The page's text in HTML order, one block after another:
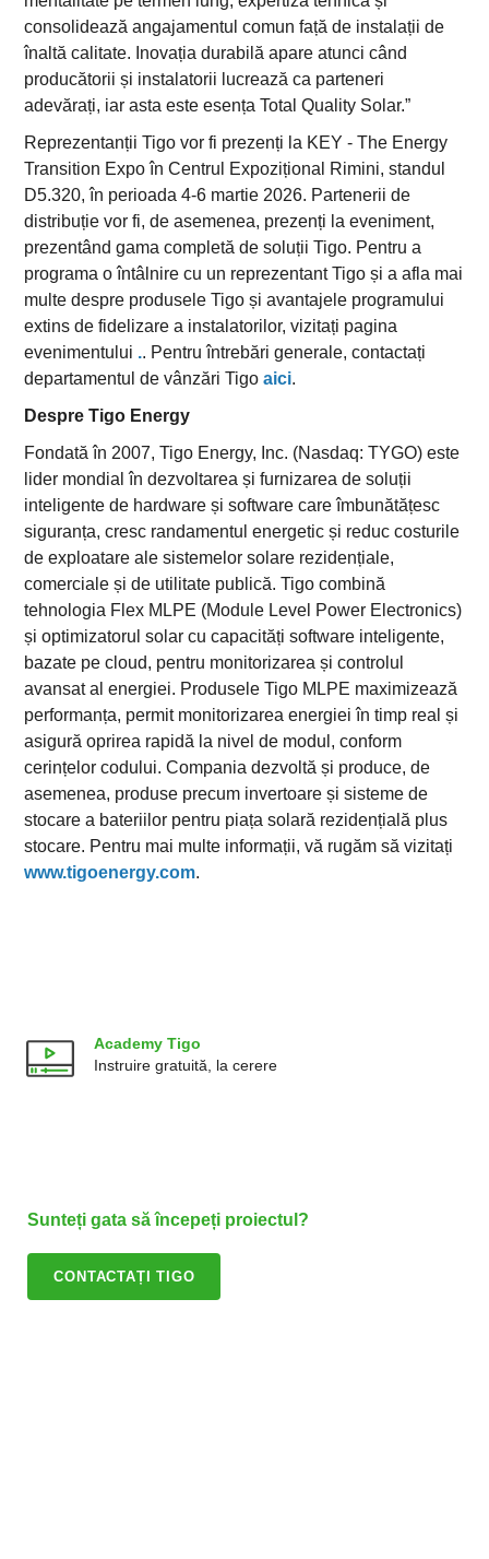
Academy Tigo
Instruire gratuită, la cerere
Sunteți gata să începeți proiectul?
CONTACTAȚI TIGO
consolidează angajamentul comun față de instalații de
înaltă calitate. Inovația durabilă apare atunci când
producătorii și instalatorii lucrează ca parteneri
adevărați, iar asta este esența Total Quality Solar.”
Reprezentanții Tigo vor fi prezenți la KEY - The Energy
Transition Expo în Centrul Expozițional Rimini, standul
D5.320, în perioada 4-6 martie 2026. Partenerii de
distribuție vor fi, de asemenea, prezenți la eveniment,
prezentând gama completă de soluții Tigo. Pentru a
programa o întâlnire cu un reprezentant Tigo și a afla mai
multe despre produsele Tigo și avantajele programului
extins de fidelizare a instalatorilor, vizitați pagina
evenimentului .. Pentru întrebări generale, contactați
departamentul de vânzări Tigoaici.
Despre Tigo Energy
Fondată în 2007, Tigo Energy, Inc. (Nasdaq: TYGO) este
lider mondial în dezvoltarea și furnizarea de soluții
inteligente de hardware și software care îmbunătățesc
siguranța, cresc randamentul energetic și reduc costurile
de exploatare ale sistemelor solare rezidențiale,
comerciale și de utilitate publică. Tigo combină
tehnologia Flex MLPE (Module Level Power Electronics)
și optimizatorul solar cu capacități software inteligente,
bazate pe cloud, pentru monitorizarea și controlul
avansat al energiei. Produsele Tigo MLPE maximizează
performanța, permit monitorizarea energiei în timp real și
asigură oprirea rapidă la nivel de modul, conform
cerințelor codului. Compania dezvoltă și produce, de
asemenea, produse precum invertoare și sisteme de
stocare a bateriilor pentru piața solară rezidențială plus
stocare. Pentru mai multe informații, vă rugăm să vizitați
www.tigoenergy.com.